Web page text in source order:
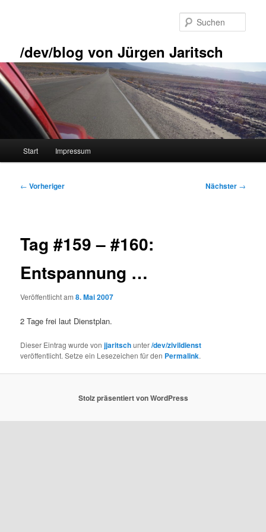
/dev/blog von Jürgen Jaritsch
Start Impressum
Beitragsnavigation
← Vorheriger Nächster →
Tag #159 – #160:
Entspannung …
Veröffentlicht am8. Mai 2007
2 Tage frei laut Dienstplan.
Dieser Eintrag wurde vonjjaritschunter/dev/zivildienst
veröffentlicht. Setze ein Lesezeichen für den Permalink.
Stolz präsentiert von WordPress